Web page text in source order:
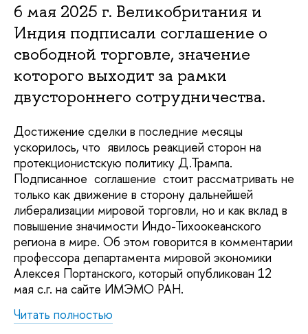
6 мая 2025 г. Великобритания и
Индия подписали соглашение о
свободной торговле, значение
которого выходит за рамки
двустороннего сотрудничества.
Достижение сделки в последние месяцы
ускорилось, что явилось реакцией сторон на
протекционистскую политику Д.Трампа.
Подписанное соглашение стоит рассматривать не
только как движение в сторону дальнейшей
либерализации мировой торговли, но и как вклад в
повышение значимости Индо-Тихоокеанского
региона в мире. Об этом говорится в комментарии
профессора департамента мировой экономики
Алексея Портанского, который опубликован 12
мая с.г. на сайте ИМЭМО РАН.
Читать полностью